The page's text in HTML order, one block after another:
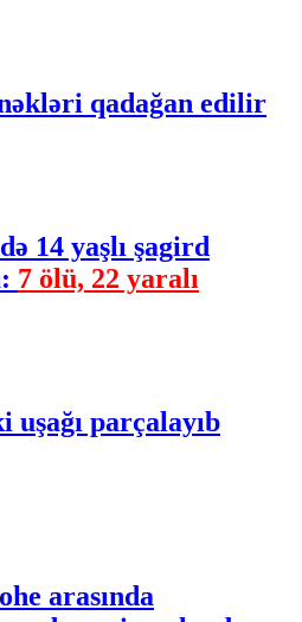
qadağan edilir
14 yaşlı şagird
7 ölü, 22 yaralı
uşağı parçalayıb
arasında